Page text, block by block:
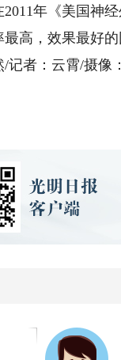
年《美国神
高，效果最好的
者：云霄/摄像：